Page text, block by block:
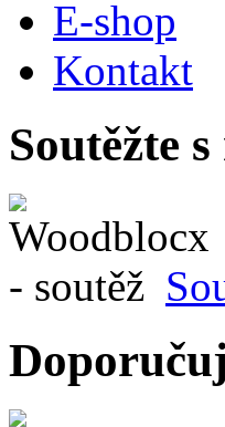
E-shop
Kontakt
Soutěžte